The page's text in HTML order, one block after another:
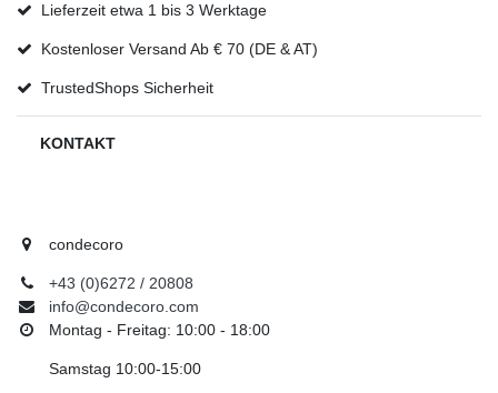
Lieferzeit etwa 1 bis 3 Werktage
Kostenloser Versand Ab € 70 (DE & AT)
TrustedShops Sicherheit
KONTAKT
condecoro
+43 (0)6272 / 20808
info@condecoro.com
Montag - Freitag: 10:00 - 18:00
Samstag 10:00-15:00